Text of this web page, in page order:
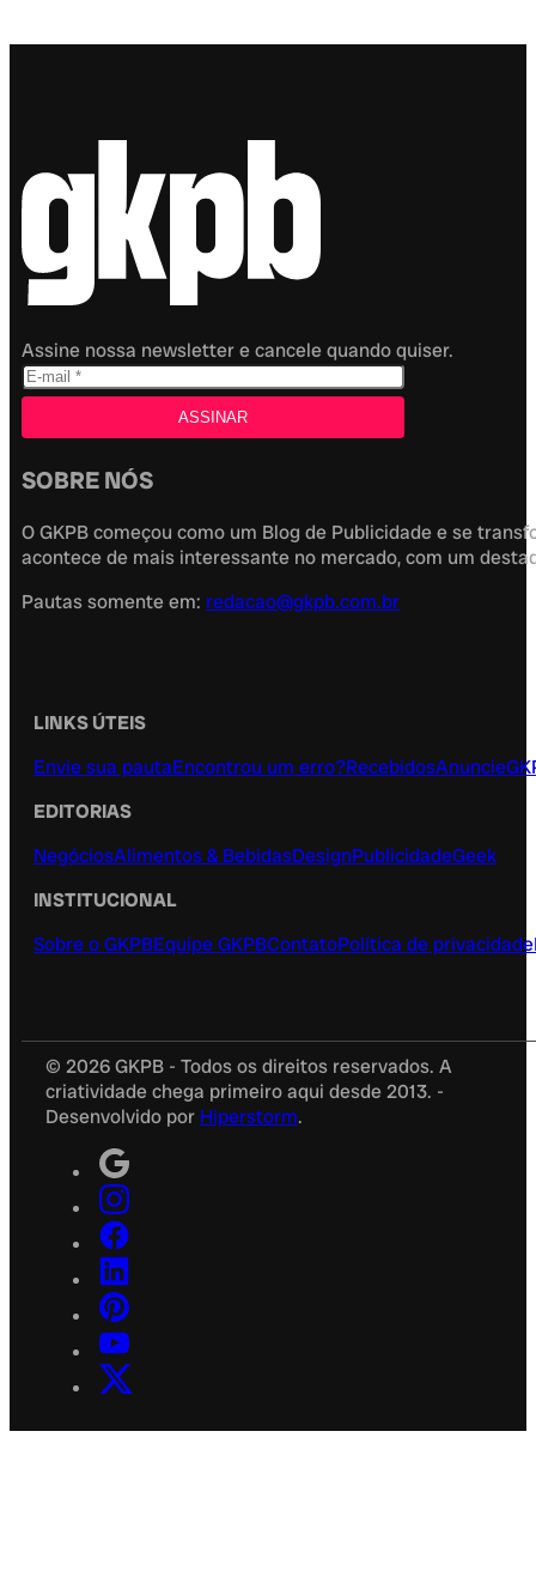
Assine nossa newsletter e cancele quando quiser.
SOBRE NÓS
O GKPB começou como um Blog de Publicidade e se
acontece de mais interessante no mercado, com um
Pautas somente em: redacao@gkpb.com.br
LINKS ÚTEIS
Envie sua pautaEncontrou um erro?RecebidosAnuncie
EDITORIAS
NegóciosAlimentos & BebidasDesignPublicidadeGeek
INSTITUCIONAL
Sobre o GKPBEquipe GKPBContatoPolítica de privacidade
© 2026 GKPB - Todos os direitos reservados. A
criatividade chega primeiro aqui desde 2013. -
Desenvolvido por Hiperstorm.